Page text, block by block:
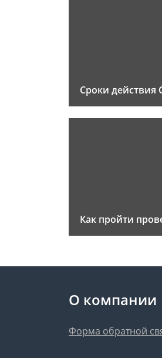
Сроки действия
Как пройти
О компании
Форма обратной